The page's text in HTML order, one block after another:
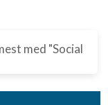
med "Social